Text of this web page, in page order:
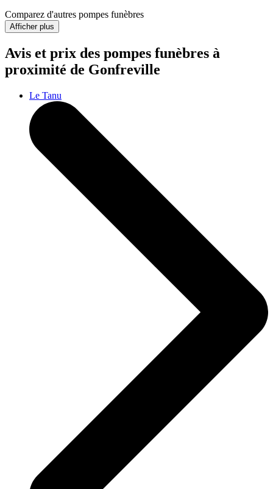
Comparez d'autres pompes funèbres
Afficher plus
Avis et prix des pompes funèbres à
proximité de Gonfreville
Le Tanu